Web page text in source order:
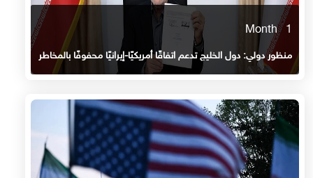
1 Month
منظور دولي: دول الخليج تدعم اتفاقًا أمريكيًا-إيرانيًا محفوفًا بالمخاطر